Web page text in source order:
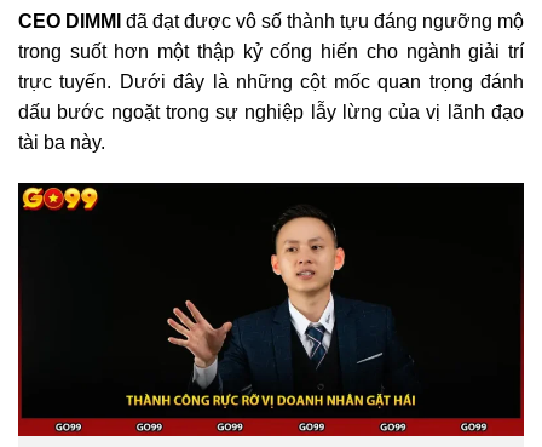
CEO DIMMI đã đạt được vô số thành tựu đáng ngưỡng mộ
trong suốt hơn một thập kỷ cống hiến cho ngành giải trí
trực tuyến. Dưới đây là những cột mốc quan trọng đánh
dấu bước ngoặt trong sự nghiệp lẫy lừng của vị lãnh đạo
tài ba này.